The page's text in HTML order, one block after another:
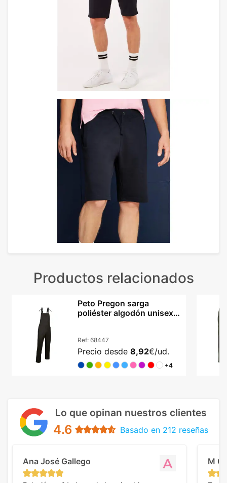
Productos relacionados
Peto Pregon sarga
poliéster algodón unisex
Ref: 68447
Precio desde 8,92€/ud.
+4
Lo que opinan nuestros clientes
4.6 Basado en 212 reseñas
Ana José Gallego M C